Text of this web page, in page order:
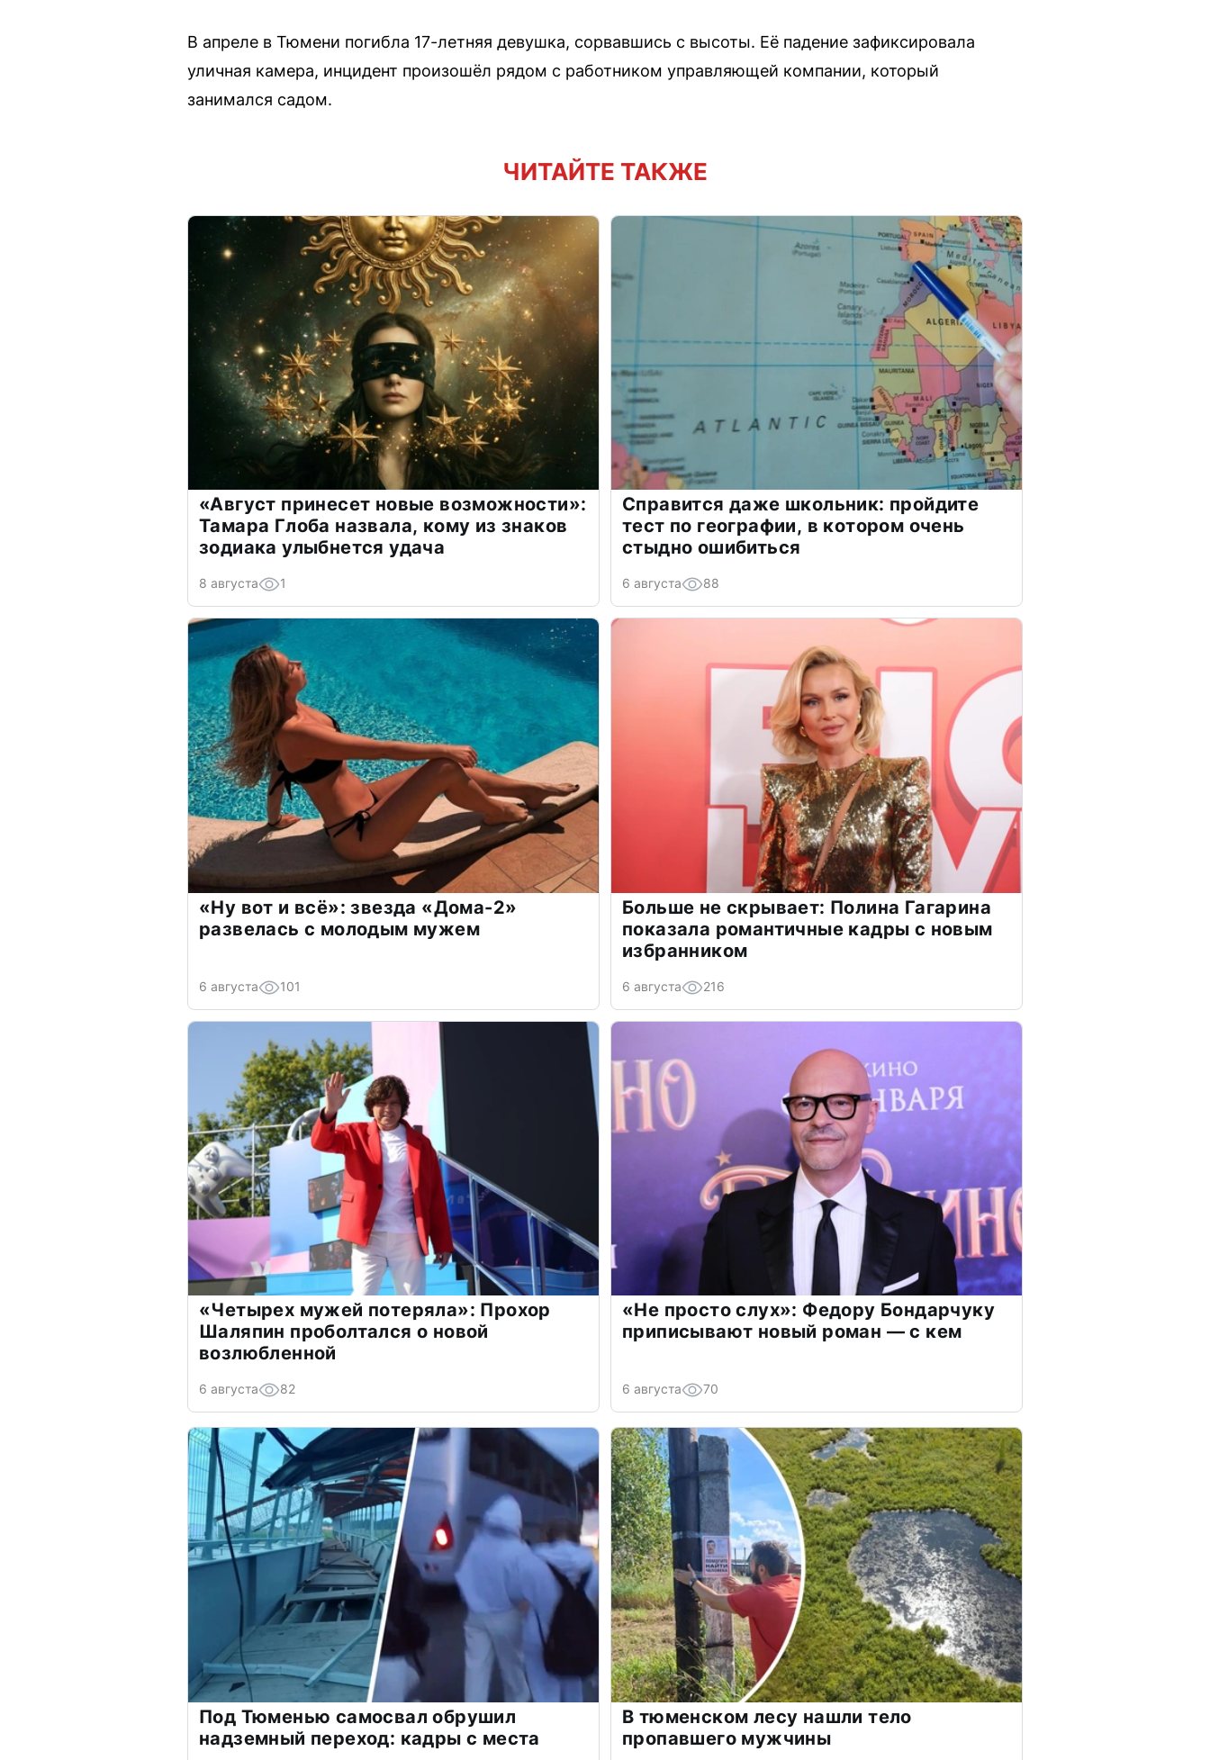
В апреле в Тюмени погибла 17-летняя девушка, сорвавшись с высоты. Её падение зафиксировала
уличная камера, инцидент произошёл рядом с работником управляющей компании, который
занимался садом.
ЧИТАЙТЕ ТАКЖЕ
«Август принесет новые возможности»:
Тамара Глоба назвала, кому из знаков
зодиака улыбнется удача
8 августа 1
Справится даже школьник: пройдите
тест по географии, в котором очень
стыдно ошибиться
6 августа 88
«Ну вот и всё»: звезда «Дома-2»
развелась с молодым мужем
6 августа 101
Больше не скрывает: Полина Гагарина
показала романтичные кадры с новым
избранником
6 августа 216
«Четырех мужей потеряла»: Прохор
Шаляпин проболтался о новой
возлюбленной
6 августа 82
«Не просто слух»: Федору Бондарчуку
приписывают новый роман — с кем
6 августа 70
Под Тюменью самосвал обрушил
надземный переход: кадры с места
В тюменском лесу нашли тело
пропавшего мужчины